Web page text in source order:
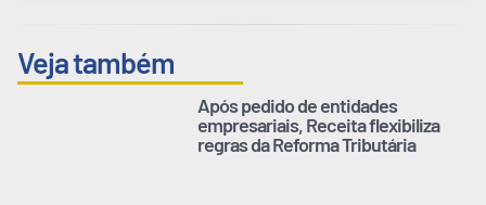
Veja também
Após pedido de entidades
empresariais, Receita flexibiliza
regras da Reforma Tributária